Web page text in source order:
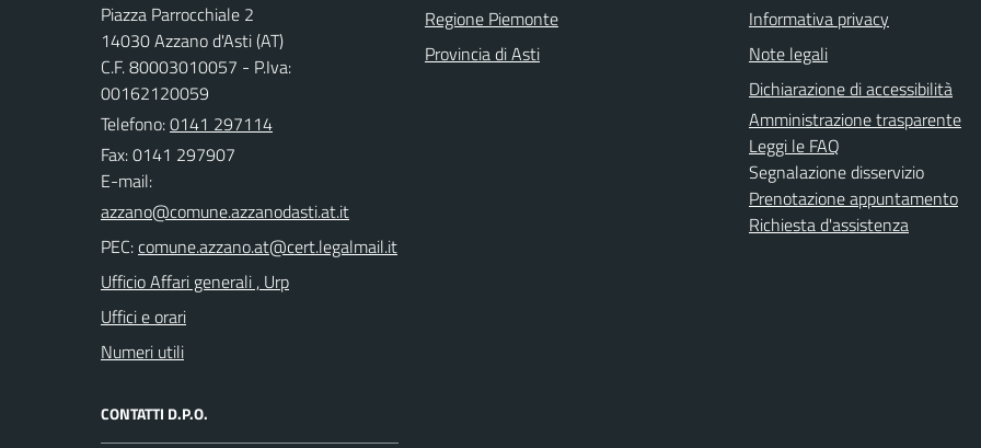
Piazza Parrocchiale 2
14030 Azzano d'Asti (AT)
C.F. 80003010057 - P.Iva:
00162120059
Telefono:0141 297114
Fax: 0141 297907
E-mail:
PEC:
Ufficio Affari generali , Urp
Uffici e orari
Numeri utili
CONTATTI D.P.O.
Regione Piemonte
Provincia di Asti
Informativa privacy
Note legali
Dichiarazione di accessibilità
Amministrazione trasparente
Leggi le FAQ
Segnalazione disservizio
Prenotazione appuntamento
Richiesta d'assistenza